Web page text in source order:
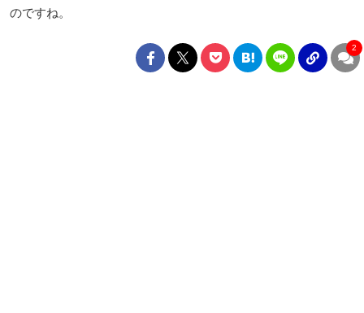
のですね。
2